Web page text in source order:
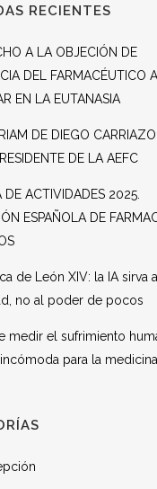
RECIENTES
A LA OBJECIÓN DE
DEL FARMACÉUTICO A
EN LA EUTANASIA
DE DIEGO
DE LA AEFC
DE ACTIVIDADES 2025.
ESPAÑOLA DE
de León XIV: la IA sirva
no al poder de pocos
medir el sufrimiento
para la medicina